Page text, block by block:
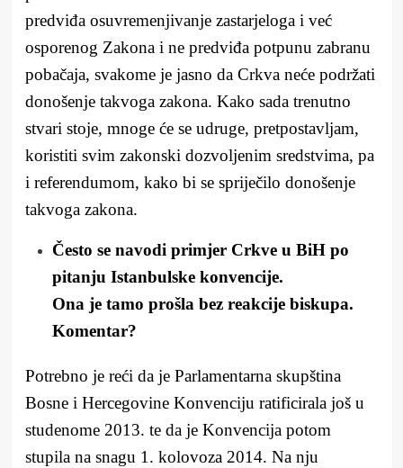
predviđa osuvremenjivanje zastarjeloga i već
osporenog Zakona i ne predviđa potpunu zabranu
pobačaja, svakome je jasno da Crkva neće podržati
donošenje takvoga zakona. Kako sada trenutno
stvari stoje, mnoge će se udruge, pretpostavljam,
koristiti svim zakonski dozvoljenim sredstvima, pa
i referendumom, kako bi se spriječilo donošenje
takvoga zakona.
Često se navodi primjer Crkve u BiH po
pitanju Istanbulske konvencije.
Ona je tamo prošla bez reakcije biskupa.
Komentar?
Potrebno je reći da je Parlamentarna skupština
Bosne i Hercegovine Konvenciju ratificirala još u
studenome 2013. te da je Konvencija potom
stupila na snagu 1. kolovoza 2014. Na nju